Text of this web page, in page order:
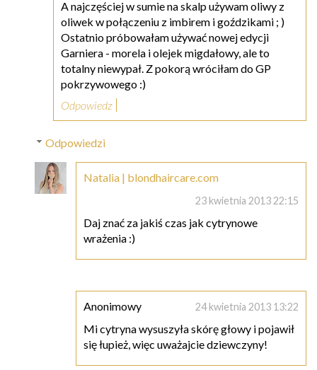
A najczęściej w sumie na skalp używam oliwy z
oliwek w połączeniu z imbirem i goździkami ; )
Ostatnio próbowałam używać nowej edycji
Garniera - morela i olejek migdałowy, ale to
totalny niewypał. Z pokorą wróciłam do GP
pokrzywowego :)
Odpowiedz
Odpowiedzi
Natalia | blondhaircare.com
23 kwietnia 2013 22:15
Daj znać za jakiś czas jak cytrynowe
wrażenia :)
Anonimowy 24 kwietnia 2013 13:22
Mi cytryna wysuszyła skórę głowy i pojawił
się łupież, więc uważajcie dziewczyny!